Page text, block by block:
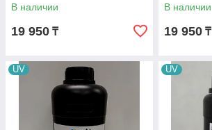
В наличии
19 950 ₸
В наличии
19 950 ₸
UV UV